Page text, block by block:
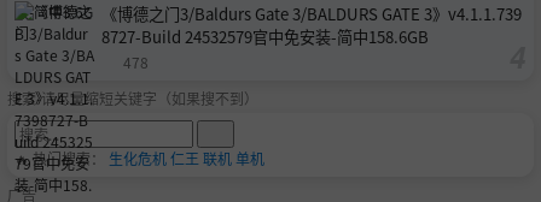
《博德之门3/Baldurs Gate 3/BALDURS GATE 3》v4.1.1.739
8727-Build 24532579官中免安装-简中158.6GB
478
搜索-请尽量缩短关键字（如果搜不到）
🔥 热门搜索： 生化危机仁王 联机单机
广告